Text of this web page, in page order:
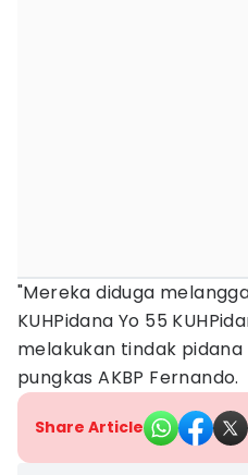
"Mereka diduga
KUHPidana Yo 55
melakukan tindak
pungkas AKBP Fernando.
Share Article